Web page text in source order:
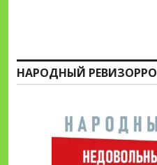
НАРОДНЫЙ РЕВИЗОРРО